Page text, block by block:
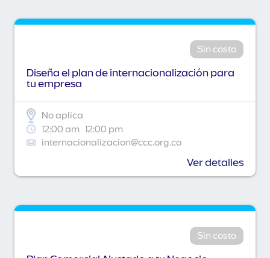
Sin costo
Diseña el plan de internacionalización para
tu empresa
No aplica
12:00 am 12:00 pm
internacionalizacion@ccc.org.co
Ver detalles
Sin costo